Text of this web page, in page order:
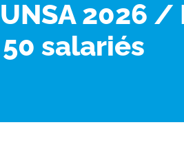
2026 /
salariés